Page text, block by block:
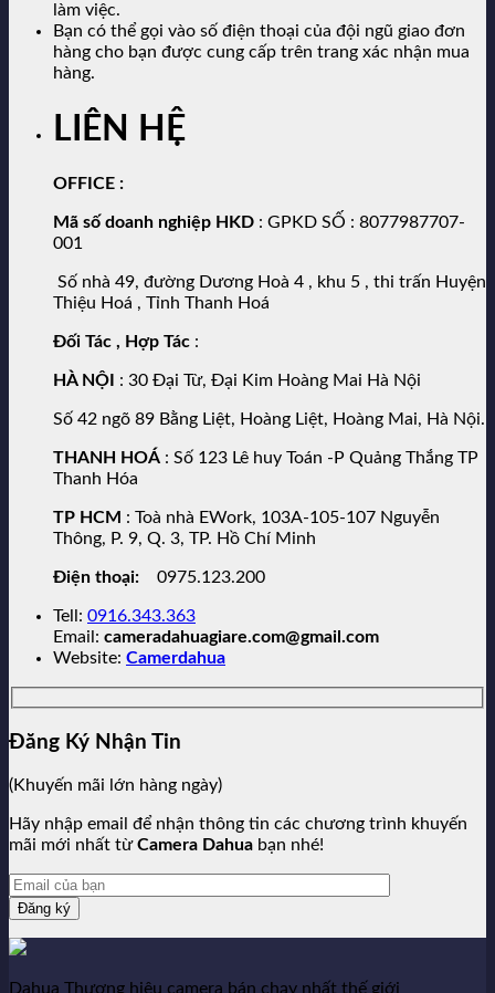
làm việc.
Bạn có thể gọi vào số điện thoại của đội ngũ giao đơn
hàng cho bạn được cung cấp trên trang xác nhận mua
hàng.
LIÊN HỆ
OFFICE :
Mã số doanh nghiệp HKD : GPKD SỐ : 8077987707-
001
Số nhà 49, đường Dương Hoà 4 , khu 5 , thi trấn Huyện
Thiệu Hoá , Tỉnh Thanh Hoá
Đối Tác , Hợp Tác :
HÀ NỘI : 30 Đại Từ, Đại Kim Hoàng Mai Hà Nội
Số 42 ngõ 89 Bằng Liệt, Hoàng Liệt, Hoàng Mai, Hà Nội.
THANH HOÁ : Số 123 Lê huy Toán -P Quảng Thắng TP
Thanh Hóa
TP HCM : Toà nhà EWork, 103A-105-107 Nguyễn
Thông, P. 9, Q. 3, TP. Hồ Chí Minh
Điện thoại: 0975.123.200
Tell: 0916.343.363
Email: cameradahuagiare.com@gmail.com
Website: Camerdahua
Đăng Ký Nhận Tin
(Khuyến mãi lớn hàng ngày)
Hãy nhập email để nhận thông tin các chương trình khuyến
mãi mới nhất từCamera Dahua bạn nhé!
Dahua Thương hiệu camera bán chạy nhất thế giới